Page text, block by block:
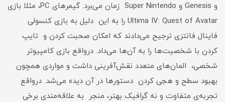
و Genesis و Super Nintendo زمان می‌برد. گیمرهای PC، مثلا بازی
Ultima IV: Quest of Avatar را به این دلیل به بازی کنسولی
فاینال فانتزی ترجیح می‌دادند که امکان صحبت کردن و تایپ
کردن با شخصیت‌ها را به آن‌ها می‌داد. درواقع بازی کامپیوتر
شخصی، المان‌های متعدد نقش‌آفرینی داشت و مواردی همچون
بهبود سطح و هجی کردن دستورها در آن دیده می‌شد. درواقع
تجربه‌ی متفاوت و نه گرافیک بهتر، منجر به علاقه‌مندی برخی